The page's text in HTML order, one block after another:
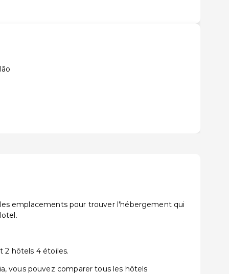
emplacements pour trouver l'hébergement qui
2 hôtels 4 étoiles.
vous pouvez comparer tous les hôtels